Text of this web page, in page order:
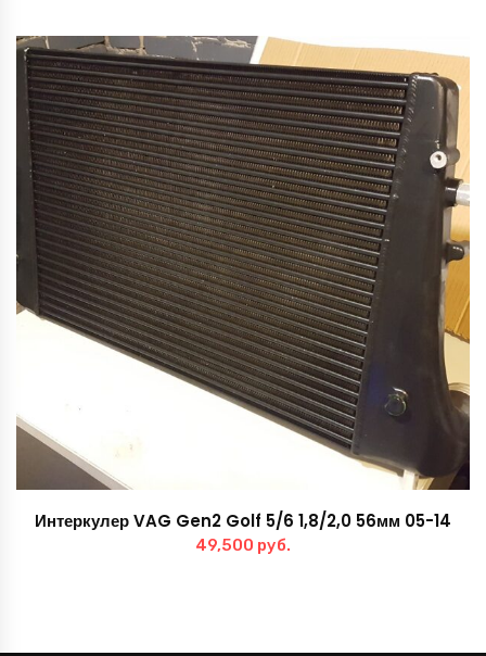
Интеркулер VAG Gen2 Golf 5/6 1,8/2,0 56мм 05-14
49,500 руб.